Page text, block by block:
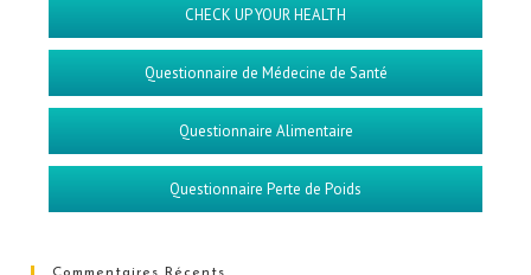
CHECK UP YOUR HEALTH
Questionnaire de Médecine de Santé
Questionnaire Alimentaire
Questionnaire Perte de Poids